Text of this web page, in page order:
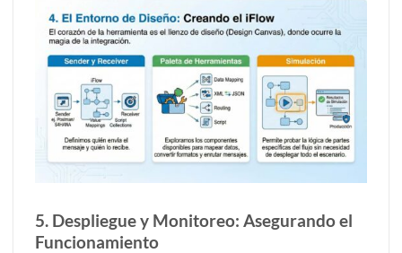
5. Despliegue y Monitoreo: Asegurando el
Funcionamiento